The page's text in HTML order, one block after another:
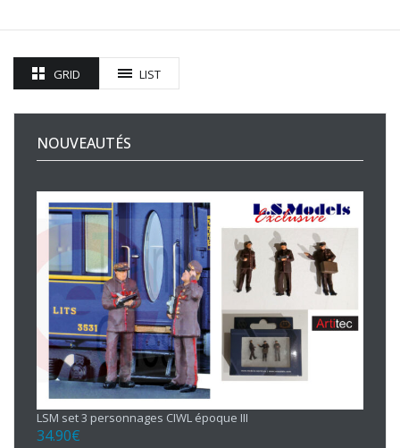
GRID LIST
NOUVEAUTÉS
LSM set 3 personnages CIWL époque III
34.90€